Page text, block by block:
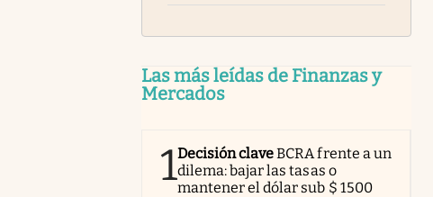
Las más leídas de Finanzas y
Mercados
1Decisión claveBCRA frente a un
dilema: bajar las tasas o
mantener el dólar sub $ 1500